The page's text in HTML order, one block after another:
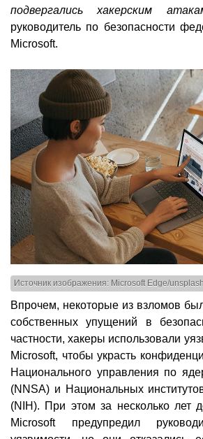
подвергались хакерским
руководитель по безопасности
Microsoft.
Источник изображения: Microsoft Edge/
Впрочем, некоторые из взломов
собственных упущений в
частности, хакеры использовали
Microsoft, чтобы украсть
Национального управления по
(NNSA) и Национальных
(NIH). При этом за несколько лет
Microsoft предупредил